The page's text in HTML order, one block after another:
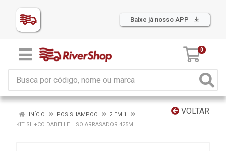
Baixe já nosso APP
0
VOLTAR
INÍCIO POS SHAMPOO
2 EM 1
KIT SH+CO DABELLE LISO ARRASADOR 425ML